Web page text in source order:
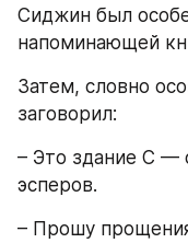
Сиджин был
напоминающей
Затем, словно
заговорил:
– Это здание C —
эсперов.
– Прошу